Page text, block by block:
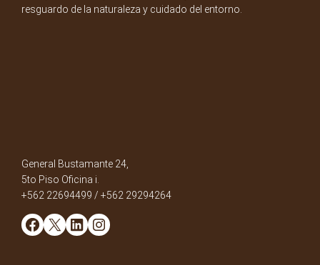
resguardo de la naturaleza y cuidado del entorno.
General Bustamante 24,
5to Piso Oficina i.
+562 22694499 / +562 29294264